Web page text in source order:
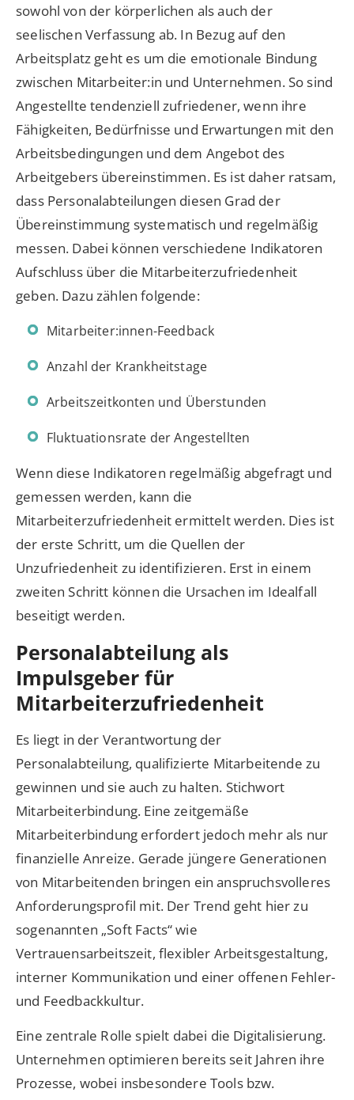
sowohl von der körperlichen als auch der
seelischen Verfassung ab. In Bezug auf den
Arbeitsplatz geht es um die emotionale Bindung
zwischen Mitarbeiter:in und Unternehmen. So sind
Angestellte tendenziell zufriedener, wenn ihre
Fähigkeiten, Bedürfnisse und Erwartungen mit den
Arbeitsbedingungen und dem Angebot des
Arbeitgebers übereinstimmen. Es ist daher ratsam,
dass Personalabteilungen diesen Grad der
Übereinstimmung systematisch und regelmäßig
messen. Dabei können verschiedene Indikatoren
Aufschluss über die Mitarbeiterzufriedenheit
geben. Dazu zählen folgende:
Mitarbeiter:innen-Feedback
Anzahl der Krankheitstage
Arbeitszeitkonten und Überstunden
Fluktuationsrate der Angestellten
Wenn diese Indikatoren regelmäßig abgefragt und
gemessen werden, kann die
Mitarbeiterzufriedenheit ermittelt werden. Dies ist
der erste Schritt, um die Quellen der
Unzufriedenheit zu identifizieren. Erst in einem
zweiten Schritt können die Ursachen im Idealfall
beseitigt werden.
Personalabteilung als
Impulsgeber für
Mitarbeiterzufriedenheit
Es liegt in der Verantwortung der
Personalabteilung, qualifizierte Mitarbeitende zu
gewinnen und sie auch zu halten. Stichwort
Mitarbeiterbindung. Eine zeitgemäße
Mitarbeiterbindung erfordert jedoch mehr als nur
finanzielle Anreize. Gerade jüngere Generationen
von Mitarbeitenden bringen ein anspruchsvolleres
Anforderungsprofil mit. Der Trend geht hier zu
sogenannten „Soft Facts“ wie
Vertrauensarbeitszeit, flexibler Arbeitsgestaltung,
interner Kommunikation und einer offenen Fehler-
und Feedbackkultur.
Eine zentrale Rolle spielt dabei die Digitalisierung.
Unternehmen optimieren bereits seit Jahren ihre
Prozesse, wobei insbesondere Tools bzw.